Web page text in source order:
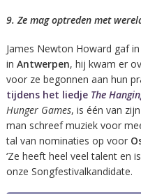
9. Ze mag optreden met
James Newton Howard gaf
in Antwerpen, hij kwam er
voor ze begonnen aan hun
tijdens het liedje The
Hunger Games, is één van
man schreef muziek voor
tal van nominaties op voor
‘Ze heeft heel veel talent en
onze Songfestivalkandidate.